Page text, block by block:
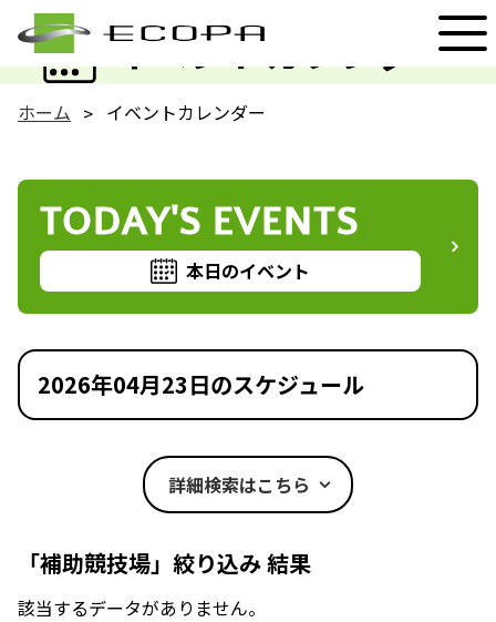
イベントカレンダー
EVENT
ホーム イベントカレンダー
TODAY'S EVENTS
本日のイベント
2026年04月23日のスケジュール
詳細検索はこちら
「補助競技場」絞り込み 結果
該当するデータがありません。